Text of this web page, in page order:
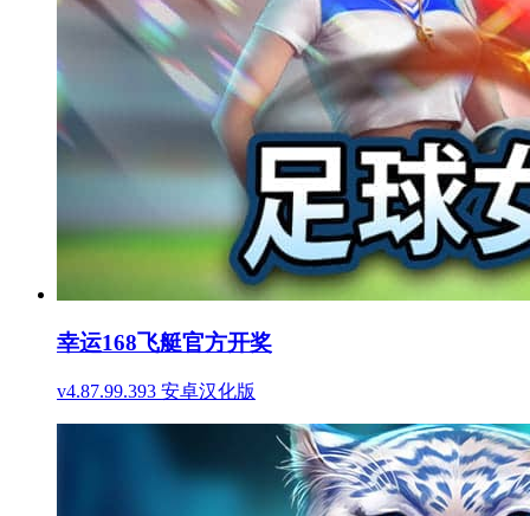
幸运168飞艇官方开奖
v4.87.99.393 安卓汉化版